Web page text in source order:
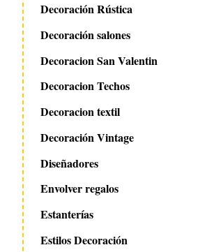
Decoración Rústica
Decoración salones
Decoracion San Valentin
Decoracion Techos
Decoracion textil
Decoración Vintage
Diseñadores
Envolver regalos
Estanterías
Estilos Decoración